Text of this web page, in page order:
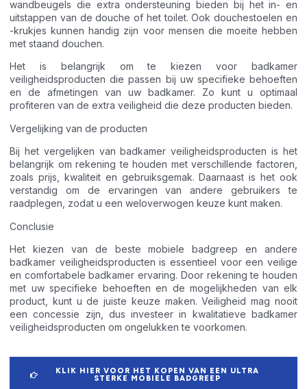
wandbeugels die extra ondersteuning bieden bij het in- en
uitstappen van de douche of het toilet. Ook douchestoelen en
-krukjes kunnen handig zijn voor mensen die moeite hebben
met staand douchen.
Het is belangrijk om te kiezen voor badkamer
veiligheidsproducten die passen bij uw specifieke behoeften
en de afmetingen van uw badkamer. Zo kunt u optimaal
profiteren van de extra veiligheid die deze producten bieden.
Vergelijking van de producten
Bij het vergelijken van badkamer veiligheidsproducten is het
belangrijk om rekening te houden met verschillende factoren,
zoals prijs, kwaliteit en gebruiksgemak. Daarnaast is het ook
verstandig om de ervaringen van andere gebruikers te
raadplegen, zodat u een weloverwogen keuze kunt maken.
Conclusie
Het kiezen van de beste mobiele badgreep en andere
badkamer veiligheidsproducten is essentieel voor een veilige
en comfortabele badkamer ervaring. Door rekening te houden
met uw specifieke behoeften en de mogelijkheden van elk
product, kunt u de juiste keuze maken. Veiligheid mag nooit
een concessie zijn, dus investeer in kwalitatieve badkamer
veiligheidsproducten om ongelukken te voorkomen.
KLIK HIER VOOR HET KOPEN VAN EEN ULTRA
STERKE MOBIELE BADGREEP